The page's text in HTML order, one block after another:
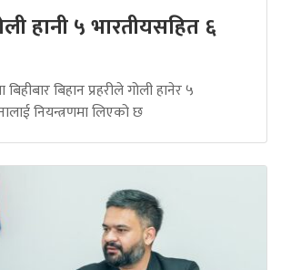
हानी ५ भारतीयसहित ६
बिहीबार बिहान प्रहरीले गोली हानेर ५
नियन्त्रणमा लिएको छ